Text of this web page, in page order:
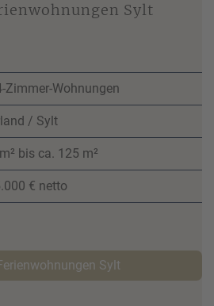
Sylt
Zimmer-Wohnungen
/ Sylt
bis ca. 125 m²
€ netto
Sylt